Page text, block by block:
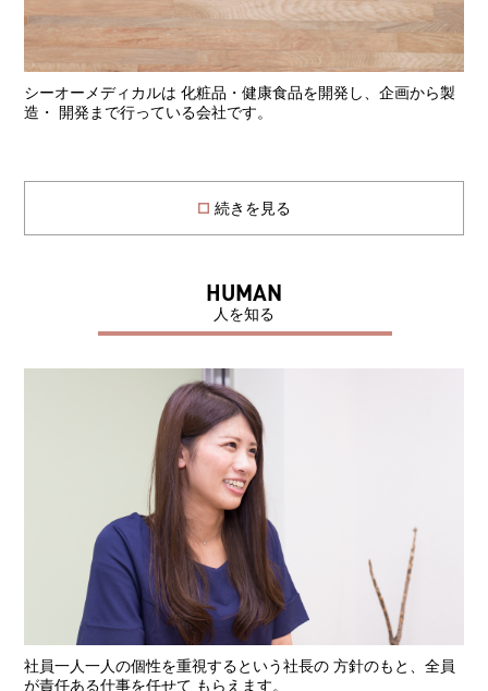
シーオーメディカルは 化粧品・健康食品を開発し、企画から製
造・ 開発まで行っている会社です。
続きを見る
HUMAN
人を知る
社員一人一人の個性を重視するという社長の 方針のもと、全員
が責任ある仕事を任せて もらえます。